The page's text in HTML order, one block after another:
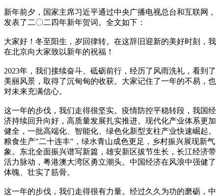
新年前夕，国家主席习近平通过中央广播电视总台和互联网，
发表了二〇二四年新年贺词。全文如下：
大家好！冬至阳生，岁回律转。在这辞旧迎新的美好时刻，我
在北京向大家致以新年的祝福！
2023年，我们接续奋斗、砥砺前行，经历了风雨洗礼，看到了
美丽风景，取得了沉甸甸的收获。大家记住了一年的不易，也
对未来充满信心。
这一年的步伐，我们走得很坚实。疫情防控平稳转段，我国经
济持续回升向好，高质量发展扎实推进。现代化产业体系更加
健全，一批高端化、智能化、绿色化新型支柱产业快速崛起。
粮食生产"二十连丰"，绿水青山成色更足，乡村振兴展现新气
象。东北全面振兴谱写新篇，雄安新区拔节生长，长江经济带
活力脉动，粤港澳大湾区勇立潮头。中国经济在风浪中强健了
体魄、壮实了筋骨。
这一年的步伐，我们走得很有力量。经过久久为功的磨砺，中